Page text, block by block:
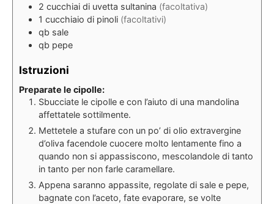
2 cucchiai di uvetta sultanina (facoltativa)
1 cucchiaio di pinoli (facoltativi)
qb sale
qb pepe
Istruzioni
Preparate le cipolle:
Sbucciate le cipolle e con l’aiuto di una mandolina
affettatele sottilmente.
Mettetele a stufare con un po’ di olio extravergine
d’oliva facendole cuocere molto lentamente fino a
quando non si appassiscono, mescolandole di tanto
in tanto per non farle caramellare.
Appena saranno appassite, regolate di sale e pepe,
bagnate con l’aceto, fate evaporare, se volte